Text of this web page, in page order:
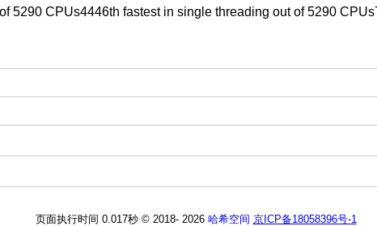
5290 CPUs4446th fastest in single threading out of 5290
页面执行时间 0.017秒 © 2018- 2026 哈希空间 京ICP备18058396号-1